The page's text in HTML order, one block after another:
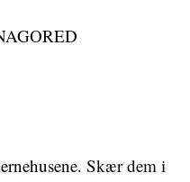
Skær dem i